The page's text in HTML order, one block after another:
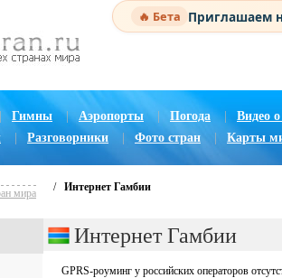
🔥 Бета Приглашаем
Гимны | Аэропорты Погода | Видео
Разговорники Фото стран Карты
мира
/ Интернет Гамбии
Интернет Гамбии
GPRS-роуминг у российских операторов